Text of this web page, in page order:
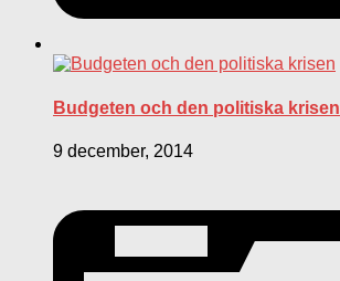
Budgeten och den politiska krisen
9 december, 2014